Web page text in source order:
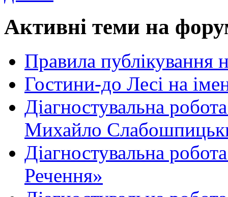
Активні теми на
Правила публікування
Гостини-до Лесі на
Діагностувальна
Михайло
Діагностувальна
Речення»